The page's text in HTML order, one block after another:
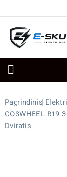

Pagrindinis
COSWHEEL R19
Dviratis